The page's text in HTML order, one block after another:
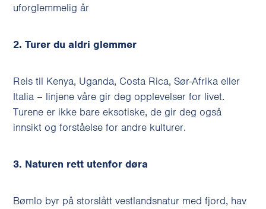
uforglemmelig år
2. Turer du aldri glemmer
Reis til Kenya, Uganda, Costa Rica, Sør-Afrika eller
Italia – linjene våre gir deg opplevelser for livet.
Turene er ikke bare eksotiske, de gir deg også
innsikt og forståelse for andre kulturer.
3. Naturen rett utenfor døra
Bømlo byr på storslått vestlandsnatur med fjord, hav